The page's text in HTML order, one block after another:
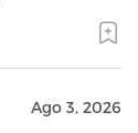
Ago 3, 2026